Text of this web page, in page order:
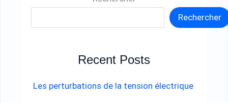
Rechercher
Recent Posts
Les perturbations de la tension électrique